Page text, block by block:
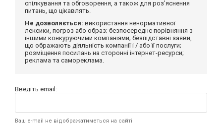
спілкування та обговорення, а також для роз'яснення
питань, що цікавлять.
Не дозволяється: використання ненормативної
лексики, погроз або образ; безпосереднє порівняння з
іншими конкуруючими компаніями; безпідставні заяви,
що ображають діяльність компанії і / або її послуги;
розміщення посилань на сторонні інтернет-ресурси;
реклама та самореклама.
Введіть email:
Ваш e-mail не відображатиметься на сайті